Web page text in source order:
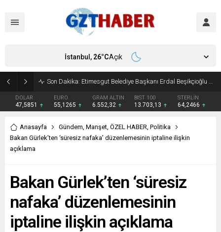
Son Dakika: Etimesgut Belediye Başkanı Erdal Beşikçioğlu görevden uzaklaştırıldı
DOLAR
47,5851
EURO
55,1265
GRAM ALTIN
6.552,32
BIST 100
13.703,13
STERLİN
64,2466
İstanbul, 26°CAçık
Anasayfa Gündem, Manşet, ÖZEL HABER, Politika
Bakan Gürlek’ten ‘süresiz nafaka’ düzenlemesinin iptaline ilişkin
açıklama
Bakan Gürlek’ten ‘süresiz
nafaka’ düzenlemesinin
iptaline ilişkin açıklama